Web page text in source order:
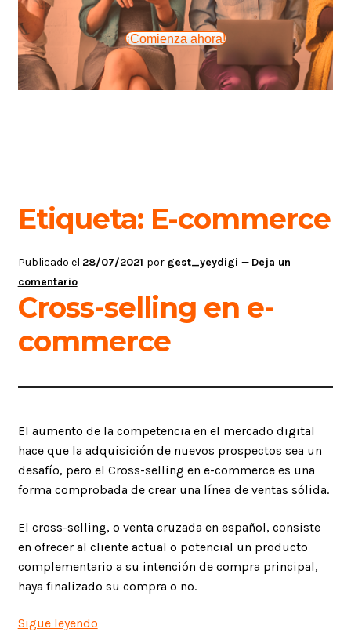
¡Comienza ahora!
Etiqueta: E-commerce
Publicado el 28/07/2021 por gest_yeydigi — Deja un
comentario
Cross-selling en e-
commerce
El aumento de la competencia en el mercado digital
hace que la adquisición de nuevos prospectos sea un
desafío, pero el Cross-selling en e-commerce es una
forma comprobada de crear una línea de ventas sólida.
El cross-selling, o venta cruzada en español, consiste
en ofrecer al cliente actual o potencial un producto
complementario a su intención de compra principal,
haya finalizado su compra o no.
Sigue leyendoCross-